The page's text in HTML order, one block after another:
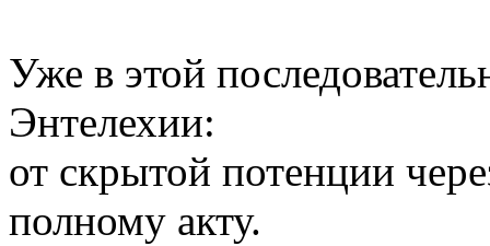
Уже в этой
Энтелехии:
от скрытой потенции
полному акту.